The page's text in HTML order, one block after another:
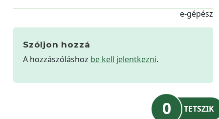
e-gépész
Szóljon hozzá
A hozzászóláshoz be kell jelentkezni.
0 TETSZIK